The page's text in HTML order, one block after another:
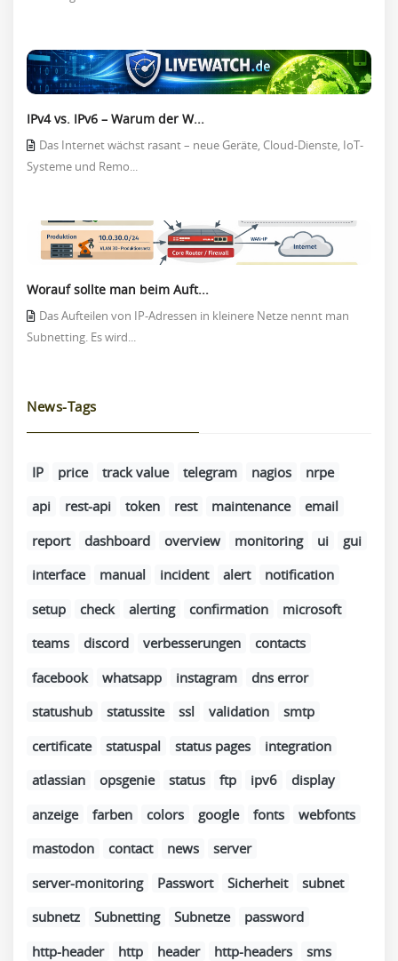
IPv4 vs. IPv6 – Warum der W...
Das Internet wächst rasant – neue Geräte, Cloud-Dienste, IoT-
Systeme und Remo...
Worauf sollte man beim Auft...
Das Aufteilen von IP-Adressen in kleinere Netze nennt man
Subnetting. Es wird...
News-Tags
IP price track value telegram nagios
nrpe
api
rest-api token rest maintenance
email
report
dashboard overview monitoring ui
gui
interface
manual incident alert
notification
setup
check alerting confirmation
microsoft
teams
discord verbesserungen
contacts
facebook
whatsapp instagram
dns error
statushub
statussite ssl validation
smtp
certificate
statuspal status pages
integration
atlassian
opsgenie status ftp ipv6
display
anzeige
farben colors google fonts
webfonts
mastodon
contact news
server
server-monitoring
Passwort Sicherheit
subnet
subnetz
Subnetting Subnetze
password
http-header
http header http-headers
sms